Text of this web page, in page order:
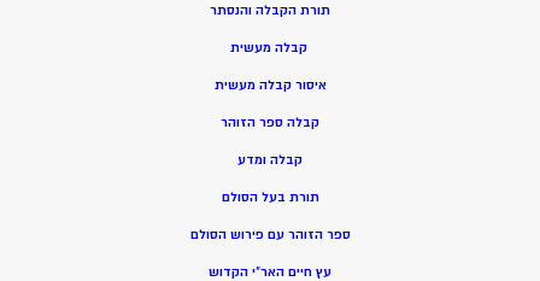
תורת הקבלה והנסתר
קבלה מעשית
איסור קבלה מעשית
קבלה ספר הזוהר
קבלה ומדע
תורת בעל הסולם
ספר הזוהר עם פירוש הסולם
עץ חיים האר”י הקדוש